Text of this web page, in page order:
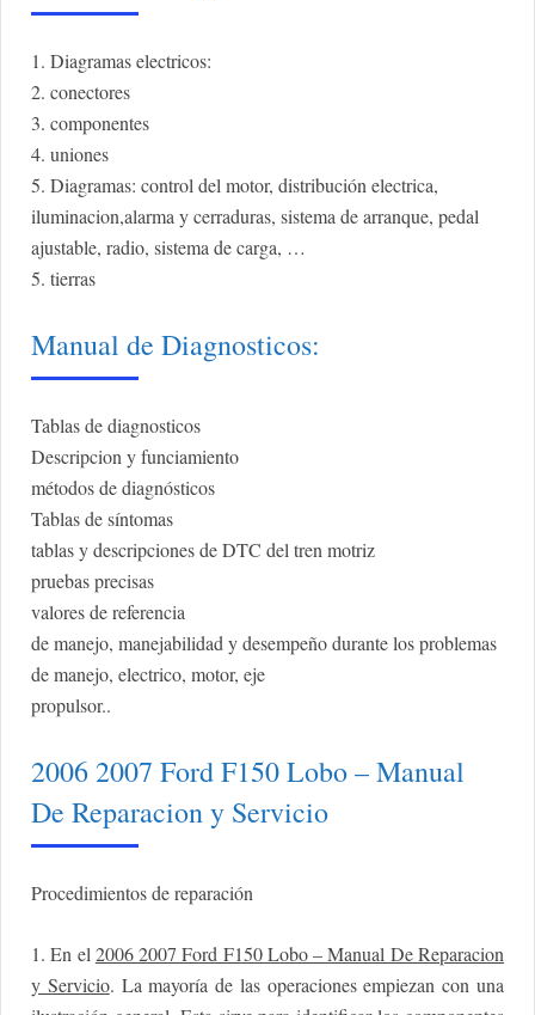
1. Diagramas electricos:
2. conectores
3. componentes
4. uniones
5. Diagramas: control del motor, distribución electrica,
iluminacion,alarma y cerraduras, sistema de arranque, pedal
ajustable, radio, sistema de carga, …
5. tierras
Manual de Diagnosticos:
Tablas de diagnosticos
Descripcion y funciamiento
métodos de diagnósticos
Tablas de síntomas
tablas y descripciones de DTC del tren motriz
pruebas precisas
valores de referencia
de manejo, manejabilidad y desempeño durante los problemas
de manejo, electrico, motor, eje
propulsor..
2006 2007 Ford F150 Lobo – Manual
De Reparacion y Servicio
Procedimientos de reparación
1. En el 2006 2007 Ford F150 Lobo – Manual De Reparacion
y Servicio. La mayoría de las operaciones empiezan con una